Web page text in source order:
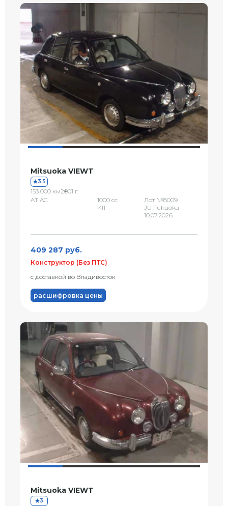
Mitsuoka VIEWT
3.5
153 000 км2001 г.
AT AC
1000 сс
K11
Лот №8009
JU Fukuoka
10.07.2026
409 287 руб.
Конструктор (Без ПТС)
с доставкой во Владивосток
расшифровка цены
Mitsuoka VIEWT
3